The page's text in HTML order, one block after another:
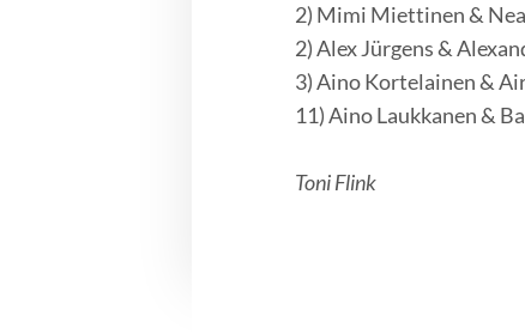
2) Mimi Miettinen &
2) Alex Jürgens &
3) Aino Kortelainen &
11) Aino Laukkanen &
Toni Flink